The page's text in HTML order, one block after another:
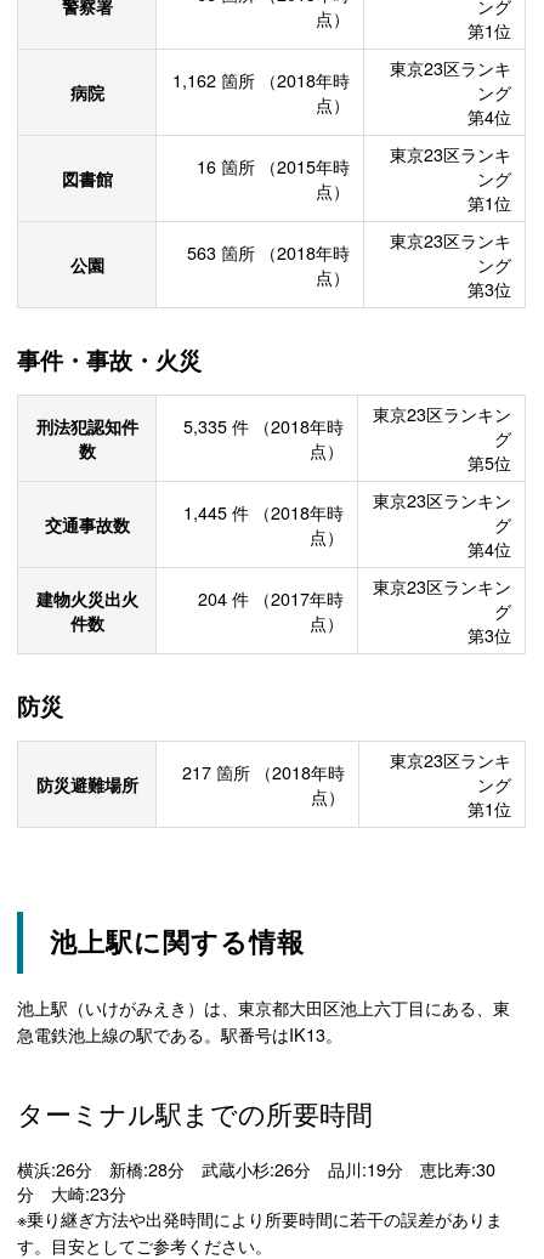
警察署
点）
ング
第1位
病院 1,162 箇所
（2018年時
点）
東京23区ランキ
ング
第4位
図書館 16 箇所
（2015年時
点）
東京23区ランキ
ング
第1位
公園 563 箇所
（2018年時
点）
東京23区ランキ
ング
第3位
事件・事故・火災
刑法犯認知件
数
5,335 件
（2018年時
点）
東京23区ランキン
グ
第5位
交通事故数 1,445 件
（2018年時
点）
東京23区ランキン
グ
第4位
建物火災出火
件数
204 件
（2017年時
点）
東京23区ランキン
グ
第3位
防災
防災避難場所 217 箇所
（2018年時
点）
東京23区ランキ
ング
第1位
池上駅に関する情報
池上駅（いけがみえき）は、東京都大田区池上六丁目にある、東
急電鉄池上線の駅である。駅番号はIK13。
ターミナル駅までの所要時間
横浜:26分 新橋:28分 武蔵小杉:26分 品川:19分 恵比寿:30
分 大崎:23分
※乗り継ぎ方法や出発時間により所要時間に若干の誤差がありま
す。目安としてご参考ください。